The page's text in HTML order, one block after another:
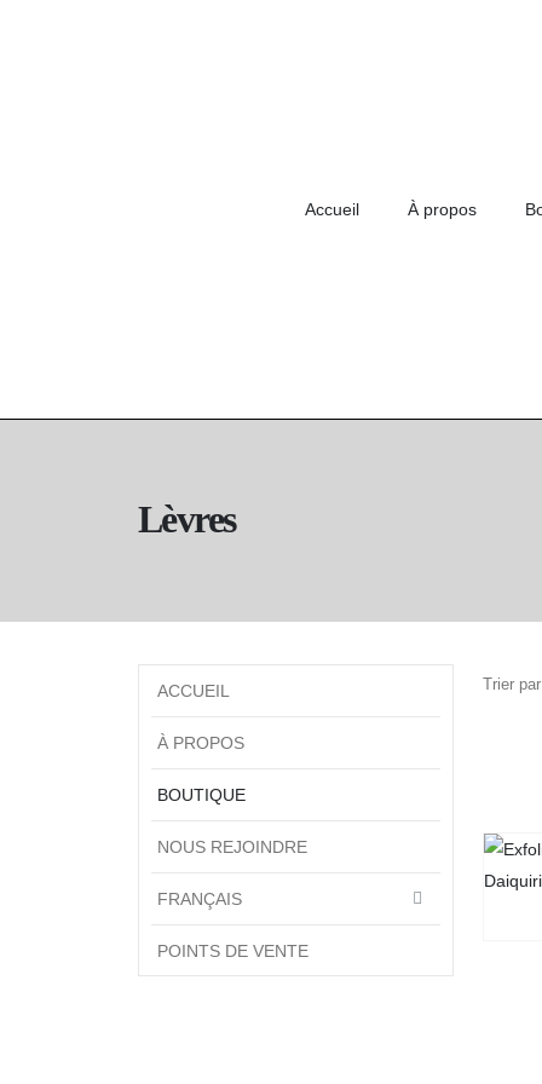
Accueil À propos
Lèvres
Trier
ACCUEIL
À PROPOS
BOUTIQUE
NOUS REJOINDRE
FRANÇAIS
POINTS DE VENTE